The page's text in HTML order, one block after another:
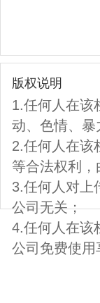
版权说明
1.任何人在该
动、色情、
2.任何人在该
等合法权利
3.任何人对上
公司无关；
4.任何人在该
公司免费使